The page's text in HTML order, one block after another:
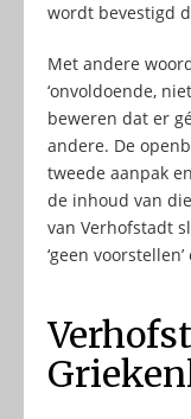
wordt bevestigd
Met andere
‘onvoldoende,
beweren dat er
andere. De
tweede aanpak
de inhoud van
van Verhofstadt
‘geen